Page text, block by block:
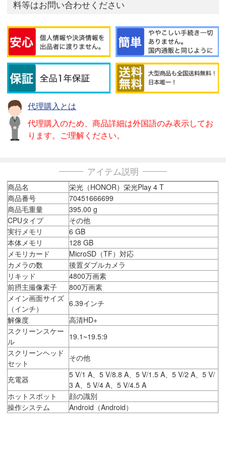
料等はお問い合わせください
代理購入とは
代理購入のため、商品詳細は外国語のみ表示してお
ります。ご理解ください。
アイテム説明
商品名
栄光（HONOR）栄光Play 4 T
商品番号
70451666699
商品毛重量
395.00 g
CPUタイプ
その他
実行メモリ
6 GB
本体メモリ
128 GB
メモリカード
MicroSD（TF）対応
カメラの数
後置ダブルカメラ
リキッド
4800万画素
前摂主撮像素子
800万画素
メイン画面サイズ
（インチ）
6.39インチ
解像度
高清HD+
スクリーンスケー
ル
19.1~19.5:9
スクリーンヘッド
セット
その他
充電器
5 V/1 A、5 V/8.8 A、5 V/1.5 A、5 V/2 A、5 V/
3 A、5 V/4 A、5 V/4.5 A
ホットスポット
顔の識別
操作システム
Android（Android）